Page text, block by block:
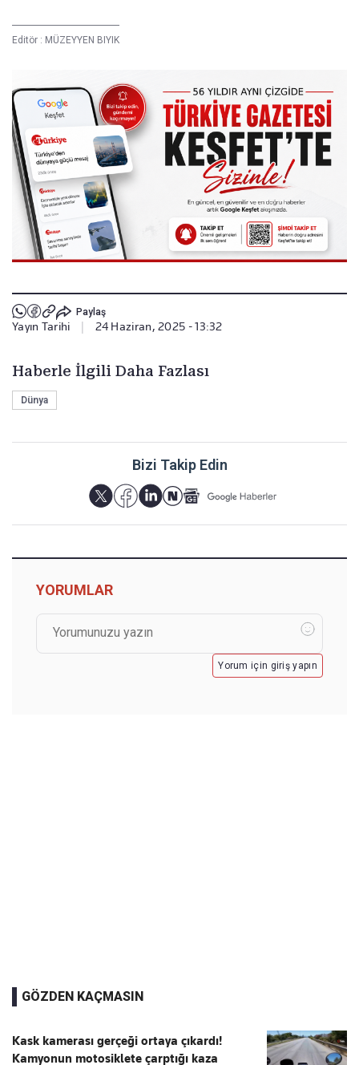
Editör : MÜZEYYEN BIYIK
Paylaş
Yayın Tarihi 24 Haziran, 2025 - 13:32
Haberle İlgili Daha Fazlası
Dünya
Bizi Takip Edin
YORUMLAR
Yorum için giriş yapın
GÖZDEN KAÇMASIN
Kask kamerası gerçeği ortaya çıkardı!
Kamyonun motosiklete çarptığı kaza